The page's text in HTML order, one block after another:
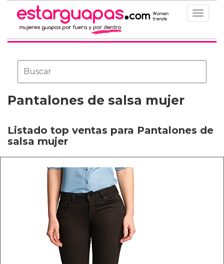
Toggle
Pantalones de salsa mujer
Listado top ventas para Pantalones de
salsa mujer